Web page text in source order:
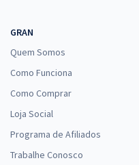
GRAN
Quem Somos
Como Funciona
Como Comprar
Loja Social
Programa de Afiliados
Trabalhe Conosco